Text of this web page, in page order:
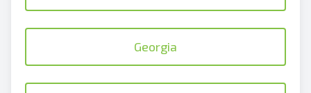
Georgia